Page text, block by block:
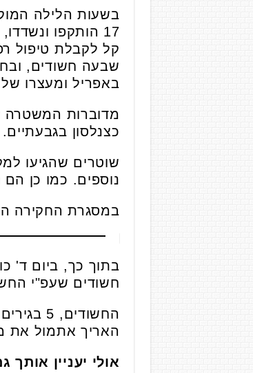
17 הותקפו
קל לקבלת טיפול
באפריל ומעצרו של
כצנלסון בגבעתיים.
נוספים. כמו כן
במסגרת החקירה
חשודים שעפ"י
האריך אתמול את מעצרם של
אולי יעניין אותך